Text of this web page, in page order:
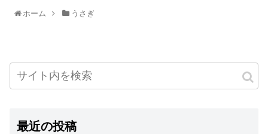
ホーム うさぎ
最近の投稿